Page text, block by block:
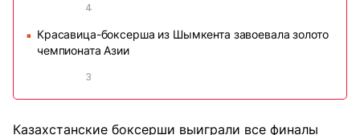
4
■
Красавица-боксерша из Шымкента завоевала золото
чемпионата Азии
3
Казахстанские боксерши выиграли все финалы